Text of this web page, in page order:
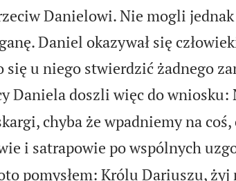
Danielowi. Nie mogli
Daniel okazywał się
się u niego stwierdzić żadnego
Daniela doszli więc do wniosku:
chyba że wpadniemy na coś,
i satrapowie po wspólnych
pomysłem: Królu Dariuszu, żyj